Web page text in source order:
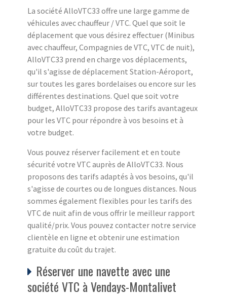
La société AlloVTC33 offre une large gamme de
véhicules avec chauffeur / VTC. Quel que soit le
déplacement que vous désirez effectuer (Minibus
avec chauffeur, Compagnies de VTC, VTC de nuit),
AlloVTC33 prend en charge vos déplacements,
qu'il s'agisse de déplacement Station-Aéroport,
sur toutes les gares bordelaises ou encore sur les
différentes destinations. Quel que soit votre
budget, AlloVTC33 propose des tarifs avantageux
pour les VTC pour répondre à vos besoins et à
votre budget.
Vous pouvez réserver facilement et en toute
sécurité votre VTC auprès de AlloVTC33. Nous
proposons des tarifs adaptés à vos besoins, qu'il
s'agisse de courtes ou de longues distances. Nous
sommes également flexibles pour les tarifs des
VTC de nuit afin de vous offrir le meilleur rapport
qualité/prix. Vous pouvez contacter notre service
clientèle en ligne et obtenir une estimation
gratuite du coût du trajet.
Réserver une navette avec une
société VTC à Vendays-Montalivet